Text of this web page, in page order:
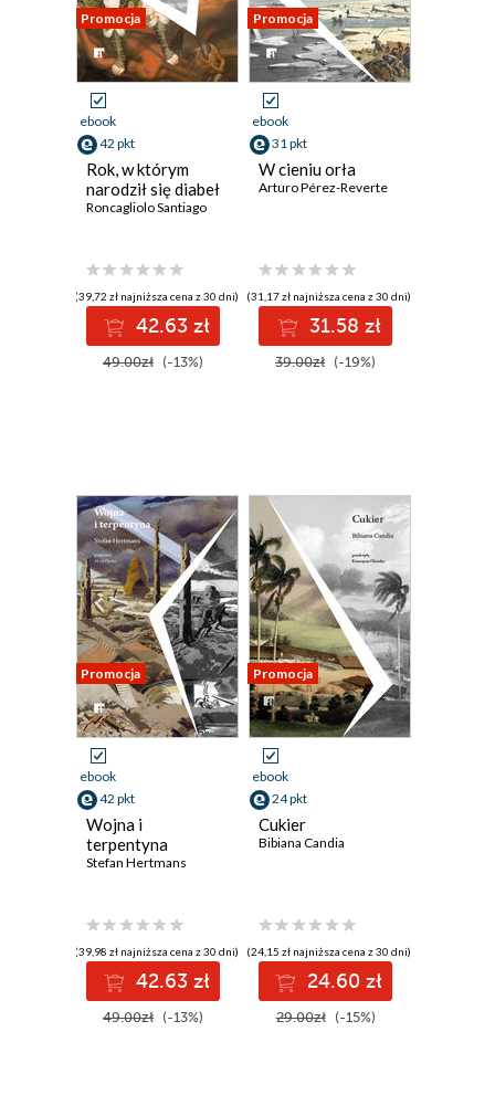
Promocja
ebook
42 pkt
Rok, w którym
narodził się diabeł
Roncagliolo Santiago
(39,72 zł najniższa cena z 30 dni)
42.63 zł
49.00zł (-13%)
Promocja
ebook
31 pkt
W cieniu orła
Arturo Pérez-Reverte
(31,17 zł najniższa cena z 30 dni)
31.58 zł
39.00zł (-19%)
Promocja
ebook
42 pkt
Wojna i
terpentyna
Stefan Hertmans
(39,98 zł najniższa cena z 30 dni)
42.63 zł
49.00zł (-13%)
Promocja
ebook
24 pkt
Cukier
Bibiana Candia
(24,15 zł najniższa cena z 30 dni)
24.60 zł
29.00zł (-15%)